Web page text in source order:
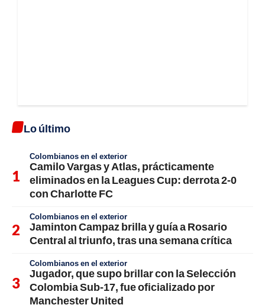
Lo último
Colombianos en el exterior
Camilo Vargas y Atlas, prácticamente
eliminados en la Leagues Cup: derrota 2-0
con Charlotte FC
Colombianos en el exterior
Jaminton Campaz brilla y guía a Rosario
Central al triunfo, tras una semana crítica
Colombianos en el exterior
Jugador, que supo brillar con la Selección
Colombia Sub-17, fue oficializado por
Manchester United